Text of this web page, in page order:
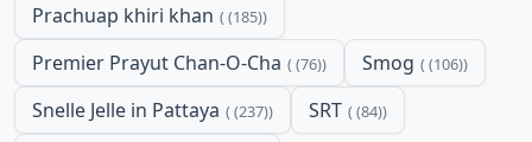
Prachuap khiri khan (185)
Premier Prayut Chan-O-Cha (76) Smog (106)
Snelle Jelle in Pattaya (237) SRT (84)